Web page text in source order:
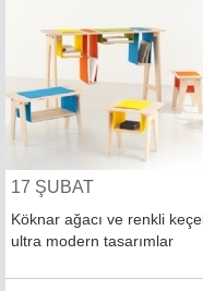
17 ŞUBAT
Köknar ağacı ve renkli
ultra modern tasarımlar